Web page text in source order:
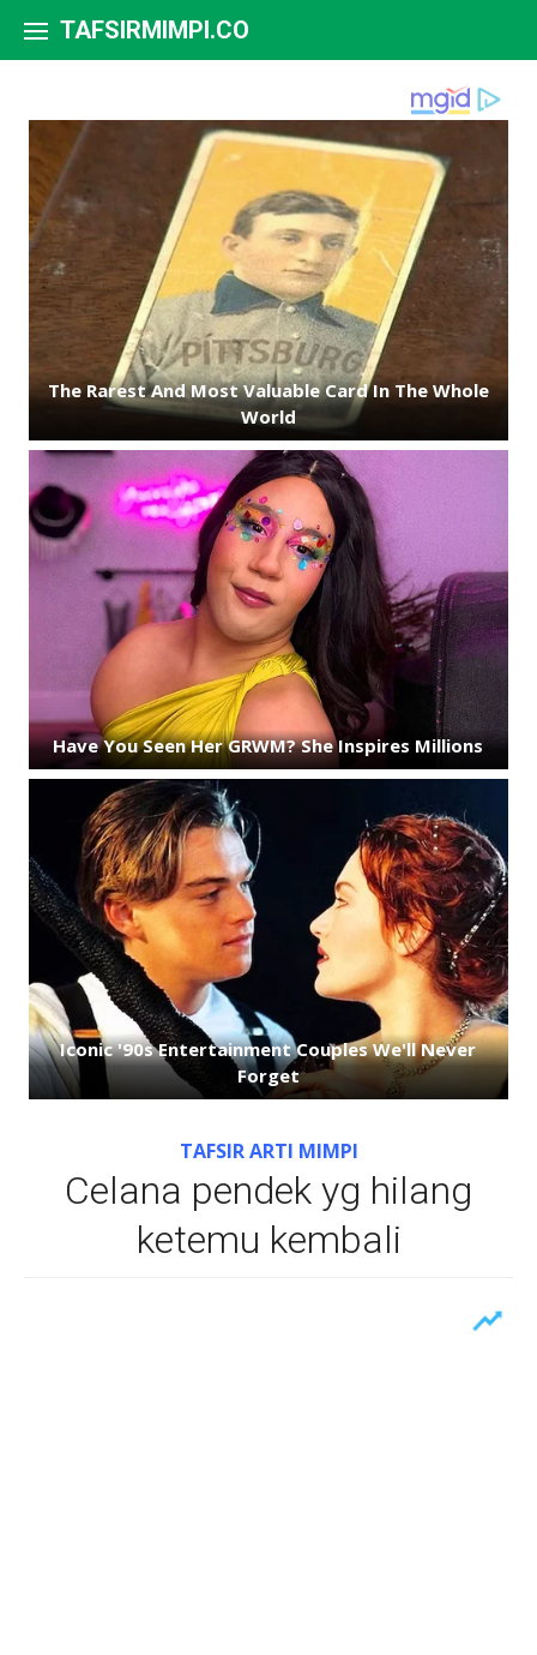
TAFSIRMIMPI.CO
TAFSIR ARTI MIMPI
Celana pendek yg hilang
ketemu kembali